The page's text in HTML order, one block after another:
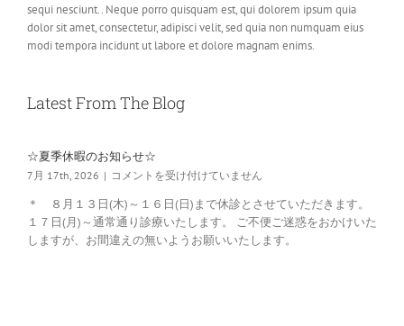
sequi nesciunt.. Neque porro quisquam est, qui dolorem ipsum quia
dolor sit amet, consectetur, adipisci velit, sed quia non numquam eius
modi tempora incidunt ut labore et dolore magnam enims.
Latest From The Blog
☆夏季休暇のお知らせ☆
7月 17th, 2026 | ☆
季
休
暇
コメントを受け付けていません
＊ ８月１３日(木)～１６日(日)まで休診とさせていただきます。
１７日(月)～通常通り診療いたします。 ご不便ご迷惑をおかけいた
しますが、お間違えの無いようお願いいたします。